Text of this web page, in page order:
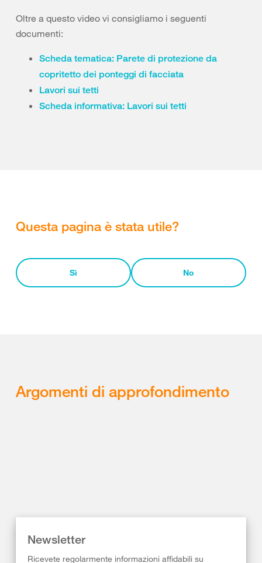
Oltre a questo video vi consigliamo i seguenti
documenti:
Scheda tematica: Parete di protezione da
copritetto dei ponteggi di facciata
Lavori sui tetti
Scheda informativa: Lavori sui tetti
Questa pagina è stata utile?
Sì No
Argomenti di approfondimento
Newsletter
Ricevete regolarmente informazioni affidabili su